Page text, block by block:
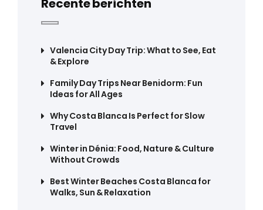
Recente berichten
Valencia City Day Trip: What to See, Eat
& Explore
Family Day Trips Near Benidorm: Fun
Ideas for All Ages
Why Costa Blanca Is Perfect for Slow
Travel
Winter in Dénia: Food, Nature & Culture
Without Crowds
Best Winter Beaches Costa Blanca for
Walks, Sun & Relaxation